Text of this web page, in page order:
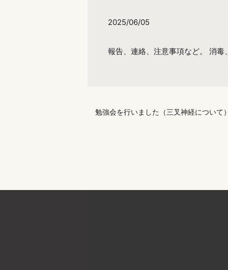
2025/06/05
報告、連絡、注意事項など。 消
勉強会を行いました（三叉神経について